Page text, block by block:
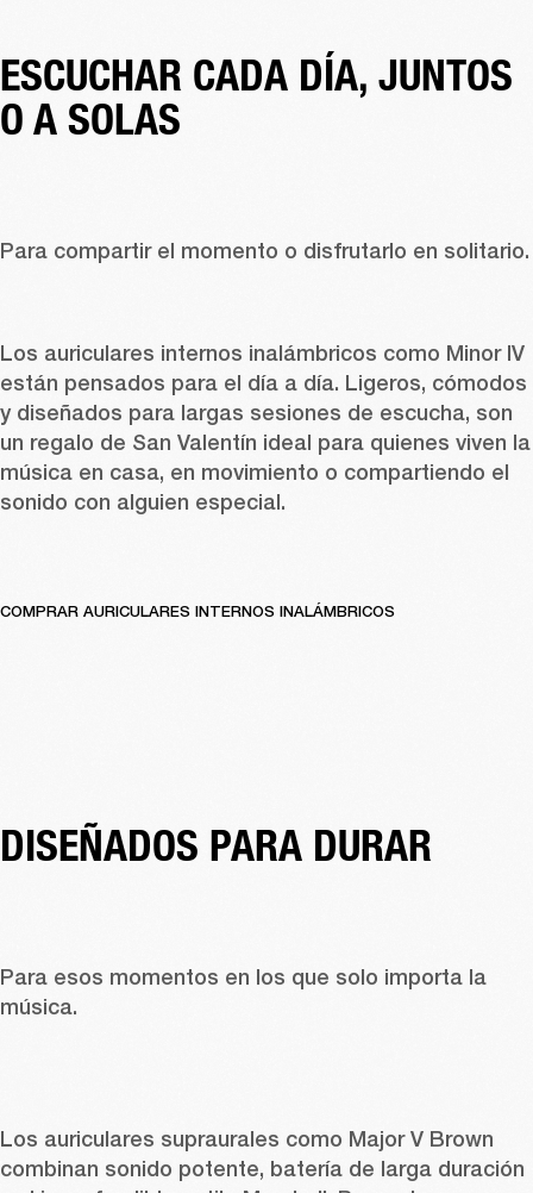
ESCUCHAR CADA DÍA, JUNTOS
O A SOLAS
Los auriculares internos inalámbricos como Minor IV
están pensados para el día a día. Ligeros, cómodos
y diseñados para largas sesiones de escucha, son
un regalo de San Valentín ideal para quienes viven la
música en casa, en movimiento o compartiendo el
sonido con alguien especial.
COMPRAR AURICULARES INTERNOS INALÁMBRICOS
DISEÑADOS PARA DURAR
Para esos momentos en los que solo importa la
música.
Los auriculares supraurales como Major V Brown
combinan sonido potente, batería de larga duración